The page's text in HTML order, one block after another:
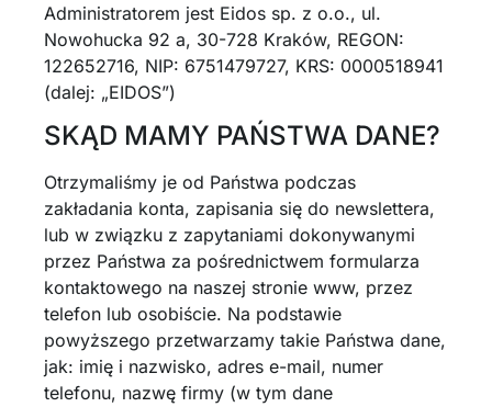
Administratorem jest Eidos sp. z o.o., ul.
Nowohucka 92 a, 30-728 Kraków, REGON:
122652716, NIP: 6751479727, KRS: 0000518941
(dalej: „EIDOS”)
SKĄD MAMY PAŃSTWA DANE?
Otrzymaliśmy je od Państwa podczas
zakładania konta, zapisania się do newslettera,
lub w związku z zapytaniami dokonywanymi
przez Państwa za pośrednictwem formularza
kontaktowego na naszej stronie www, przez
telefon lub osobiście. Na podstawie
powyższego przetwarzamy takie Państwa dane,
jak: imię i nazwisko, adres e-mail, numer
telefonu, nazwę firmy (w tym dane